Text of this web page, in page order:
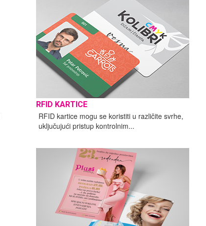
RFID KARTICE
RFID kartice mogu se koristiti u različite svrhe,
uključujući pristup kontrolnim...